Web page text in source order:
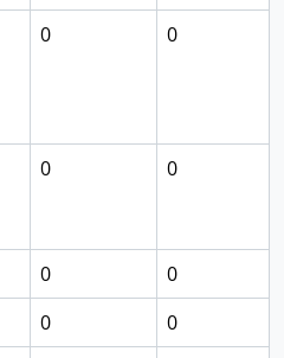
0 0
0 0
0
0
0 0